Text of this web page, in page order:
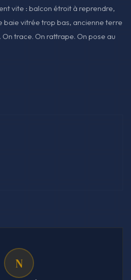
vite : balcon étroit à reprendre,
baie vitrée trop bas, ancienne terre
trace. On rattrape. On pose au
N